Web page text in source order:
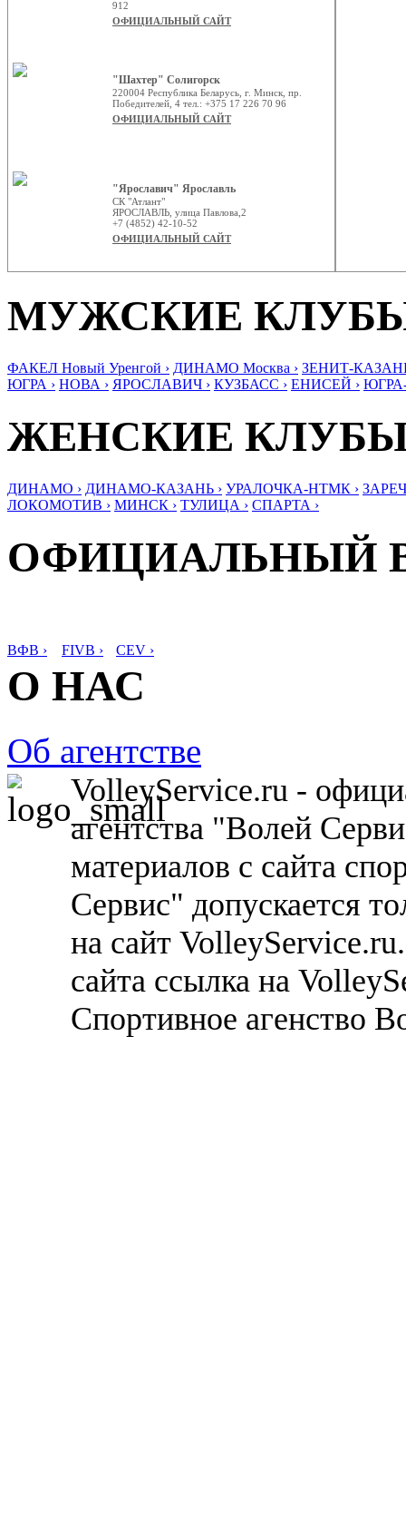
912
ОФИЦИАЛЬНЫЙ САЙТ
"Шахтер" Солигорск
220004 Республика Беларусь, г. Минск, пр.
Победителей, 4 тел.: +375 17 226 70 96
ОФИЦИАЛЬНЫЙ САЙТ
"Ярославич" Ярославль
СК "Атлант"
ЯРОСЛАВЛЬ, улица Павлова,2
+7 (4852) 42-10-52
ОФИЦИАЛЬНЫЙ САЙТ
МУЖСКИЕ
ФАКЕЛ Новый Уренгой › ДИНАМО Москва › ЗЕНИТ-
ЮГРА › НОВА › ЯРОСЛАВИЧ › КУЗБАСС › ЕНИСЕЙ ›
ЖЕНСКИЕ
ДИНАМО › ДИНАМО-КАЗАНЬ › УРАЛОЧКА-НТМК ›
ЛОКОМОТИВ › МИНСК › ТУЛИЦА › СПАРТА ›
ОФИЦИАЛЬНЫЙ
ВФВ › FIVB › CEV ›
О НАС
Об агентстве
VolleyService.ru -
агентства "Волей
материалов с сайта
Сервис" допускается
на сайт
сайта ссылка на
Спортивное агенство